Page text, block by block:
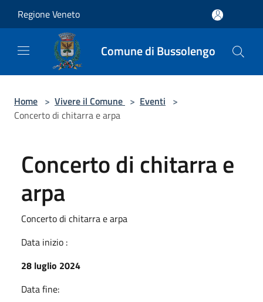
Regione Veneto
Comune di Bussolengo
Home > Vivere il Comune > Eventi >
Concerto di chitarra e arpa
Concerto di chitarra e
arpa
Concerto di chitarra e arpa
Data inizio :
28 luglio 2024
Data fine: